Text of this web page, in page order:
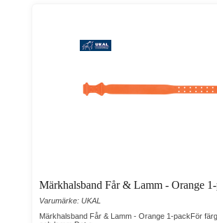
Märkhalsband Får & Lamm - Orange
Varumärke: UKAL
Märkhalsband Får & Lamm - Orange 1-packFör